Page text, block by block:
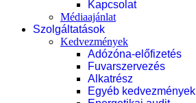
Kapcsolat
Médiaajánlat
Szolgáltatások
Kedvezmények
Adózóna-előfizetés
Fuvarszervezés
Alkatrész
Egyéb kedvezmények